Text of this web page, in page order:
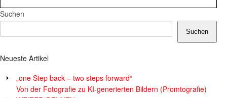
Suchen
Suchen
Neueste Artikel
„one Step back – two steps forward“
Von der Fotografie zu KI-generierten Bildern (Promtografie)